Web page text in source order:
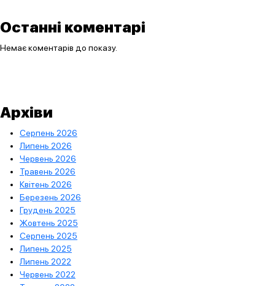
Останні коментарі
Немає коментарів до показу.
Архіви
Серпень 2026
Липень 2026
Червень 2026
Травень 2026
Квітень 2026
Березень 2026
Грудень 2025
Жовтень 2025
Серпень 2025
Липень 2025
Липень 2022
Червень 2022